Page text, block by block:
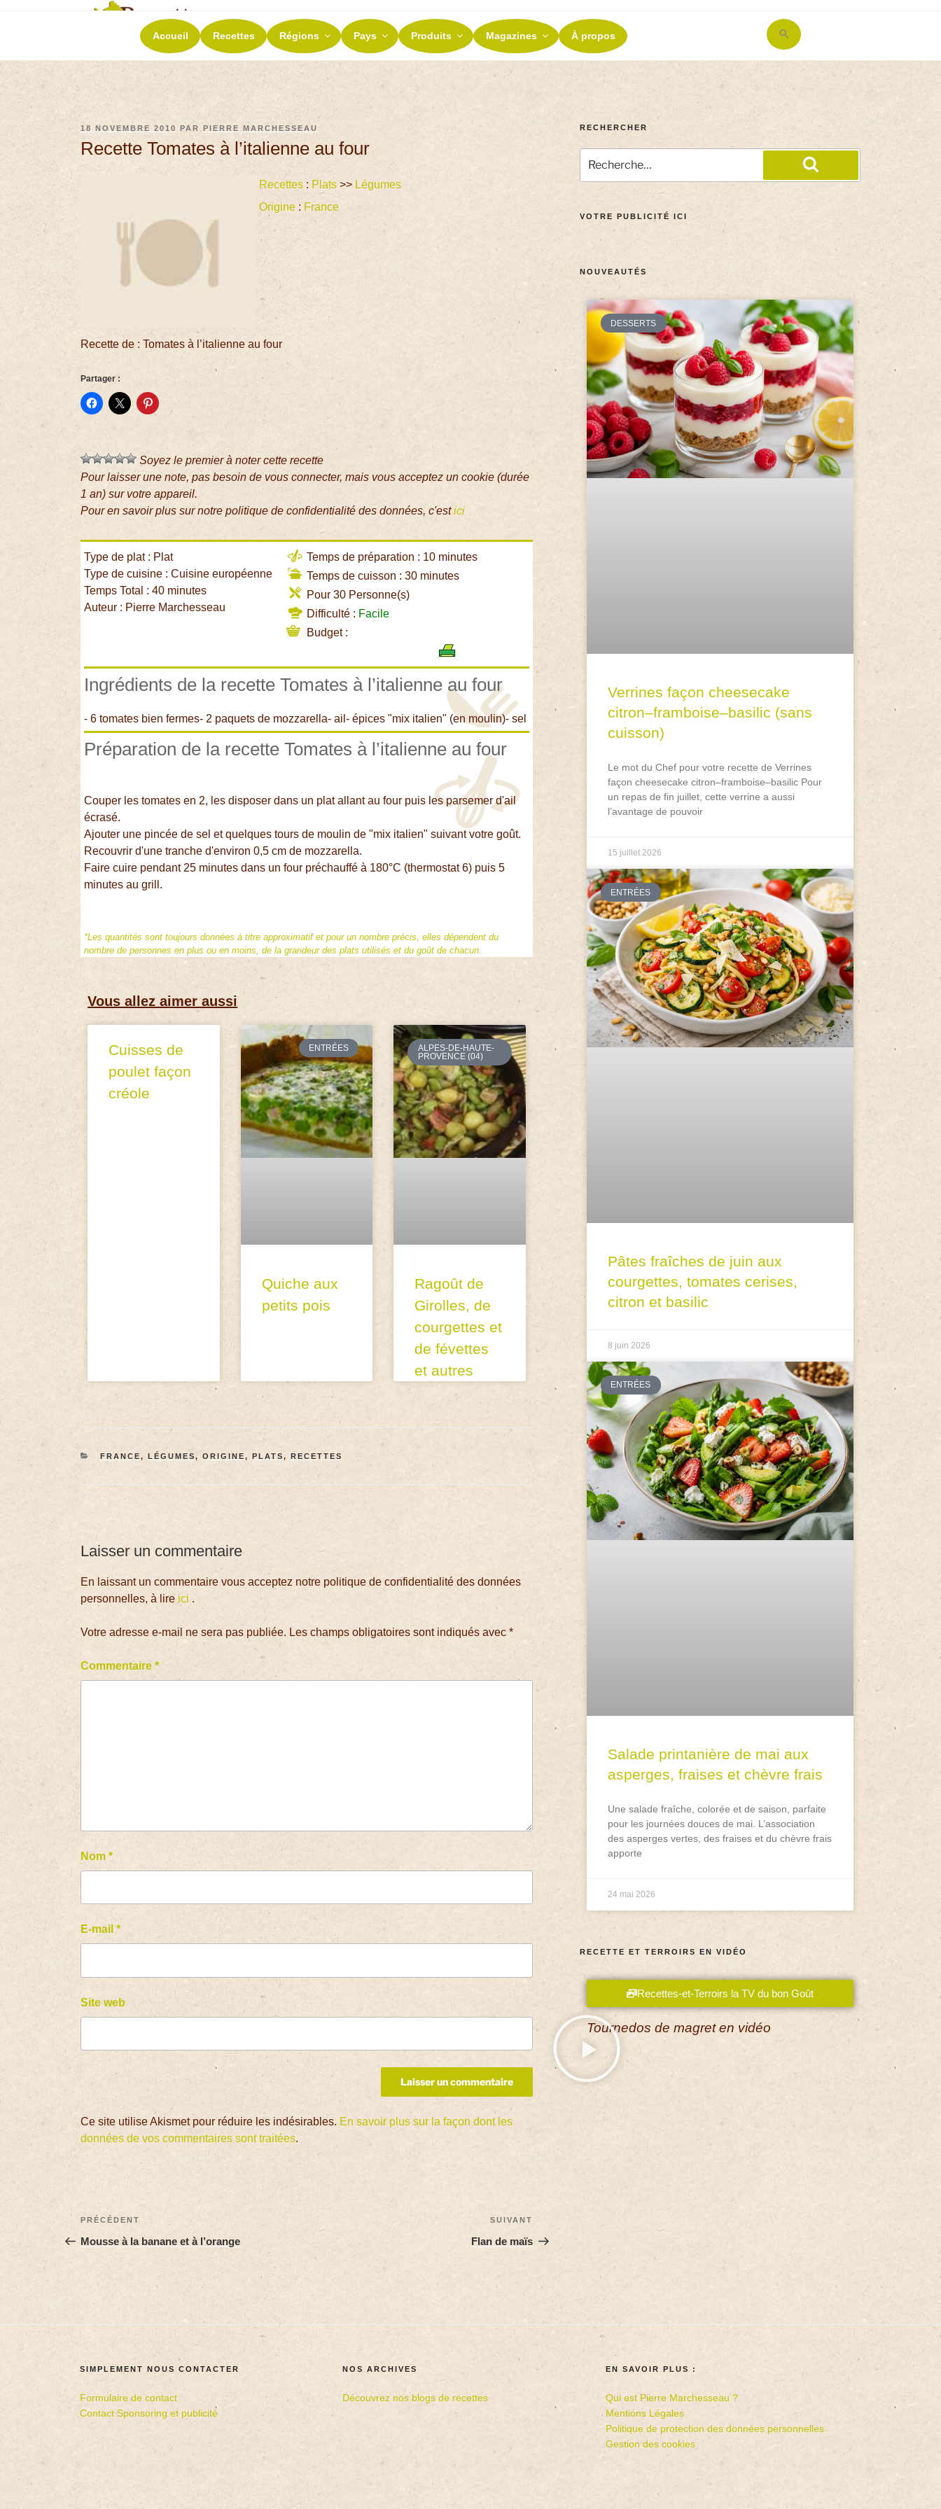
RECETTES ET TERROIRS
La richesse de nos terroirs
Accueil Recettes Régions Pays Produits Magazines À propos
Search
for:
18 NOVEMBRE 2010 PARPIERRE MARCHESSEAU
Recette Tomates à l’italienne au four
Recettes : Plats >> Légumes
Origine : France
Recette de : Tomates à l’italienne au four
Partager :
Soyez le premier à noter cette recette
Pour laisser une note, pas besoin de vous connecter, mais vous acceptez un cookie (durée
1 an) sur votre appareil.
Pour en savoir plus sur notre politique de confidentialité des données, c'estici
Type de plat : Plat
Type de cuisine : Cuisine européenne
Temps Total : 40 minutes
Auteur : Pierre Marchesseau
Temps de préparation : 10 minutes
Temps de cuisson : 30 minutes
Pour 30 Personne(s)
Difficulté : Facile
Budget :
Ingrédients de la recette Tomates à l’italienne au four
- 6 tomates bien fermes- 2 paquets de mozzarella- ail- épices "mix italien" (en moulin)- sel
Préparation de la recette Tomates à l’italienne au four
Couper les tomates en 2, les disposer dans un plat allant au four puis les parsemer d'ail
écrasé.
Ajouter une pincée de sel et quelques tours de moulin de "mix italien" suivant votre goût.
Recouvrir d'une tranche d'environ 0,5 cm de mozzarella.
Faire cuire pendant 25 minutes dans un four préchauffé à 180°C (thermostat 6) puis 5
minutes au grill.
*Les quantités sont toujours données à titre approximatif et pour un nombre précis, elles dépendent du
nombre de personnes en plus ou en moins, de la grandeur des plats utilisés et du goût de chacun.
Vous allez aimer aussi
Cuisses de
poulet façon
créole
ENTRÉES
Quiche aux
petits pois
ALPES-DE-HAUTE-
PROVENCE (04)
Ragoût de
Girolles, de
courgettes et
de févettes
et autres
FRANCE, LÉGUMES, ORIGINE, PLATS, RECETTES
Laisser un commentaire
En laissant un commentaire vous acceptez notre politique de confidentialité des données
personnelles, à lire ici .
Votre adresse e-mail ne sera pas publiée. Les champs obligatoires sont indiqués avec*
Commentaire*
Nom*
E-mail*
Site web
Ce site utilise Akismet pour réduire les indésirables. En savoir plus sur la façon dont les
données de vos commentaires sont traitées.
PRÉCÉDENT
Mousse à la banane et à l’orange
SUIVANT
Flan de maïs
RECHERCHER
VOTRE PUBLICITÉ ICI
NOUVEAUTÉS
DESSERTS
Verrines façon cheesecake
citron–framboise–basilic (sans
cuisson)
Le mot du Chef pour votre recette de Verrines
façon cheesecake citron–framboise–basilic Pour
un repas de fin juillet, cette verrine a aussi
l’avantage de pouvoir
15 juillet 2026
ENTRÉES
Pâtes fraîches de juin aux
courgettes, tomates cerises,
citron et basilic
8 juin 2026
ENTRÉES
Salade printanière de mai aux
asperges, fraises et chèvre frais
Une salade fraîche, colorée et de saison, parfaite
pour les journées douces de mai. L’association
des asperges vertes, des fraises et du chèvre frais
apporte
24 mai 2026
RECETTE ET TERROIRS EN VIDÉO
Recettes-et-Terroirs la TV du bon Goût
Tournedos de magret en vidéo
SIMPLEMENT NOUS CONTACTER
Formulaire de contact
Contact Sponsoring et publicité
NOS ARCHIVES
Découvrez nos blogs de recettes
EN SAVOIR PLUS :
Qui est Pierre Marchesseau ?
Mentions Légales
Politique de protection des données personnelles
Gestion des cookies